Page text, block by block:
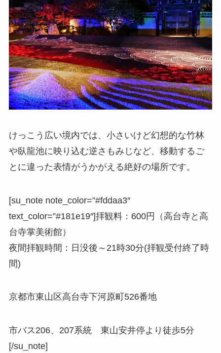
けっこう広い境内では、小さいけど幻想的な竹林
や臥龍池に映り込む逆さもみじなど、移動するご
とに違った表情がうかがえる絶好の場所です。
[su_note note_color=”#fddaa3″
text_color=”#181e19″]拝観料：600円（高台寺と高
台寺掌美術館）
夜間拝観時間 ：日没後～21時30分(拝観受付終了時
間)
京都市東山区高台寺下河原町526番地
市バス206、207系統 東山安井停より徒歩5分
[/su_note]